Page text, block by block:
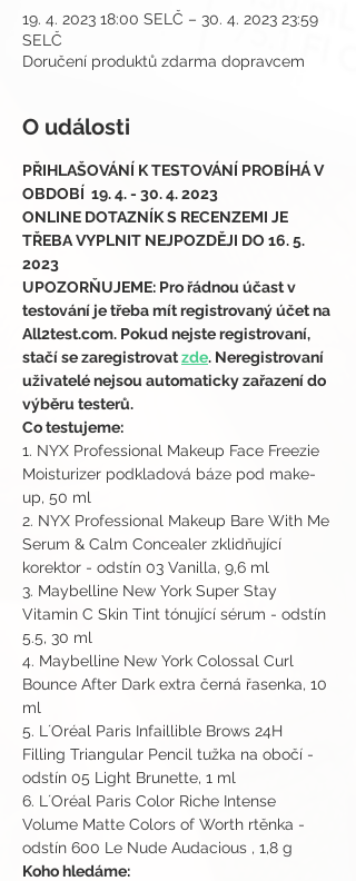
19. 4. 2023 18:00 SELČ – 30. 4. 2023 23:59
SELČ
Doručení produktů zdarma dopravcem
O události
PŘIHLAŠOVÁNÍ K TESTOVÁNÍ PROBÍHÁ V
OBDOBÍ  19. 4. - 30. 4. 2023
ONLINE DOTAZNÍK S RECENZEMI JE
TŘEBA VYPLNIT NEJPOZDĚJI DO 16. 5.
2023
UPOZORŇUJEME: Pro řádnou účast v
testování je třeba mít registrovaný účet na
All2test.com. Pokud nejste registrovaní,
stačí se zaregistrovat zde. Neregistrovaní
uživatelé nejsou automaticky zařazení do
výběru testerů.
Co testujeme:
1. NYX Professional Makeup Face Freezie
Moisturizer podkladová báze pod make-
up, 50 ml
2. NYX Professional Makeup Bare With Me
Serum & Calm Concealer zklidňující
korektor - odstín 03 Vanilla, 9,6 ml
3. Maybelline New York Super Stay
Vitamin C Skin Tint tónující sérum - odstín
5.5, 30 ml
4. Maybelline New York Colossal Curl
Bounce After Dark extra černá řasenka, 10
ml
5. L´Oréal Paris Infaillible Brows 24H
Filling Triangular Pencil tužka na obočí -
odstín 05 Light Brunette, 1 ml
6. L´Oréal Paris Color Riche Intense
Volume Matte Colors of Worth rtěnka -
odstín 600 Le Nude Audacious , 1,8 g
Koho hledáme: